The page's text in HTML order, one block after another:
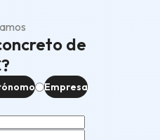
de
Empresa